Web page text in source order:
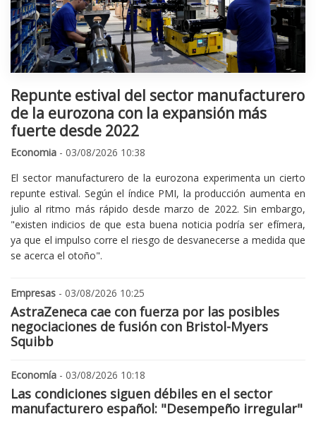
Repunte estival del sector manufacturero
de la eurozona con la expansión más
fuerte desde 2022
Economia - 03/08/2026 10:38
El sector manufacturero de la eurozona experimenta un cierto
repunte estival. Según el índice PMI, la producción aumenta en
julio al ritmo más rápido desde marzo de 2022. Sin embargo,
"existen indicios de que esta buena noticia podría ser efímera,
ya que el impulso corre el riesgo de desvanecerse a medida que
se acerca el otoño".
Empresas - 03/08/2026 10:25
AstraZeneca cae con fuerza por las posibles
negociaciones de fusión con Bristol-Myers
Squibb
Economía - 03/08/2026 10:18
Las condiciones siguen débiles en el sector
manufacturero español: "Desempeño irregular"